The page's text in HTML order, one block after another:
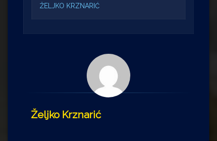
ŽELJKO KRZNARIĆ
Željko Krznarić